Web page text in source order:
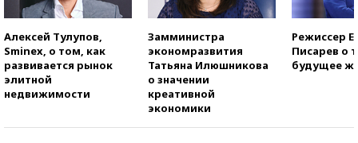
Алексей Тулупов,
Sminex, о том, как
развивается рынок
элитной
недвижимости
Замминистра
экономразвития
Татьяна Илюшникова
о значении
креативной
экономики
Режиссер
Писарев о
будущее